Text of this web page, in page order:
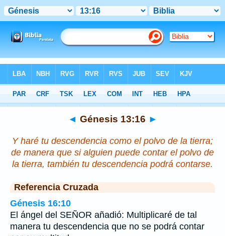
>Génesis Capítulo 13 > Verso 16
◄ Génesis 13:16 ►
Y haré tu descendencia como el polvo de la tierra;
de manera que si alguien puede contar el polvo de
la tierra, también tu descendencia podrá contarse.
Referencia Cruzada
Génesis 16:10
El ángel del SEÑOR añadió: Multiplicaré de tal
manera tu descendencia que no se podrá contar